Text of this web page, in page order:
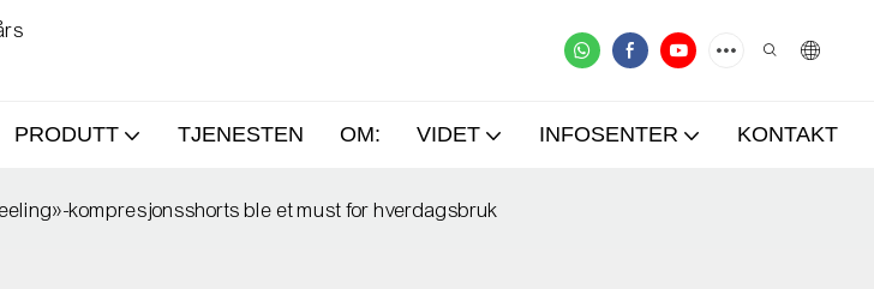
PRODUTT TJENESTEN OM: VIDET INFOSENTER KONTAKT
kompresjonsshorts ble et must for hverdagsbruk